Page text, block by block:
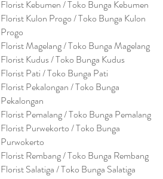
Florist Kebumen / Toko Bunga Kebumen
Florist Kulon Progo / Toko Bunga Kulon
Progo
Florist Magelang / Toko Bunga Magelang
Florist Kudus / Toko Bunga Kudus
Florist Pati / Toko Bunga Pati
Florist Pekalongan / Toko Bunga
Pekalongan
Florist Pemalang / Toko Bunga Pemalang
Florist Purwekorto / Toko Bunga
Purwokerto
Florist Rembang / Toko Bunga Rembang
Florist Salatiga / Toko Bunga Salatiga